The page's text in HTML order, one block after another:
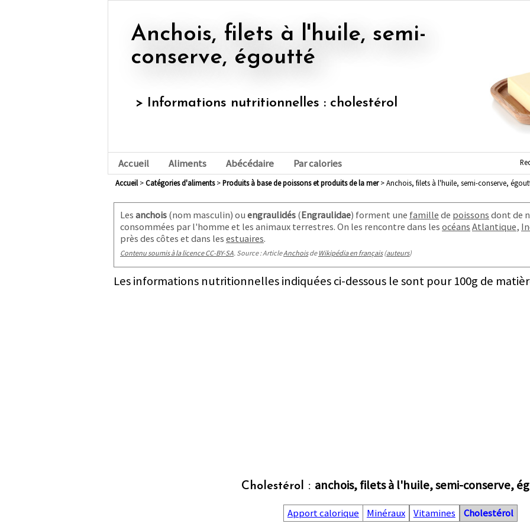
Anchois, filets à l'huile, semi-
conserve, égoutté
> Informations nutritionnelles : cholestérol
Accueil Aliments Abécédaire Par calories
Accueil> Catégories d'aliments> produits à base de poissons et produits de la mer> Anchois, filets à l'huile, semi-conserve,
Lesanchois (nom masculin) ouengraulidés (Engraulidae) forment une famille de poissons dont de
consommées par l'homme et les animaux terrestres. On les rencontre dans lesocéans Atlantique,
près des côtes et dans lesestuaires.
Contenu soumis à la licence CC-BY-SA. Source : ArticleAnchoisde Wikipédia en français(auteurs)
Les informations nutritionnelles indiquées ci-dessous le sont pour 100g de
Cholestérol : anchois, filets à l'huile, semi-conserve,
Apport calorique Minéraux Vitamines Cholestérol